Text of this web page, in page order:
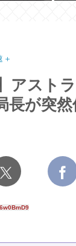
＋
アスト
長が突